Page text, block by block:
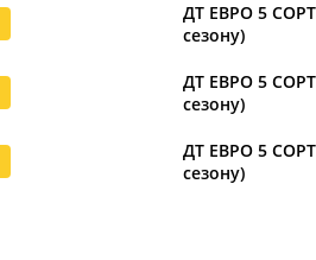
ДТ ЕВРО 5 СОРТ
сезону)
ДТ ЕВРО 5 СОРТ
сезону)
ДТ ЕВРО 5 СОРТ
сезону)